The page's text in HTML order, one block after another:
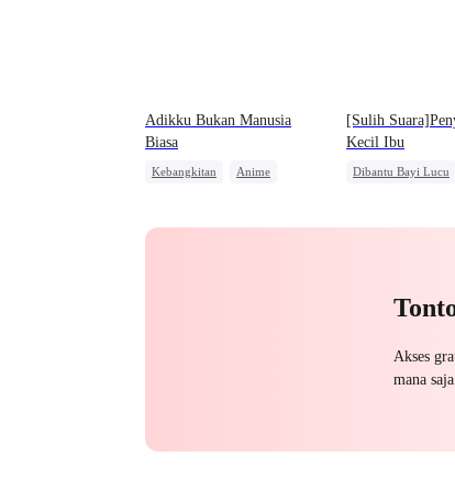
Adikku Bukan Manusia
Biasa
Kebangkitan
Anime
[Sulih
Kecil Ibu
Dibantu Bayi Lucu
Akses
mana saja.